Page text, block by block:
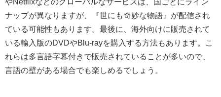
ナップが異なりますが、『世にも奇妙な物語』が配信され
ている可能性もあります。最後に、海外向けに販売されて
いる輸入版のDVDやBlu-rayを購入する方法もあります。こ
れらは多言語字幕付きで販売されていることが多いので、
言語の壁がある場合でも楽しめるでしょう。